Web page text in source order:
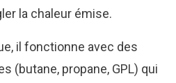
la chaleur émise.
il fonctionne avec des
(butane, propane, GPL) qui